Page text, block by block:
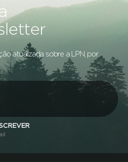
atualizada sobre a LPN, por